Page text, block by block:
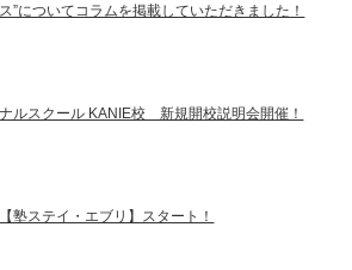
”についてコラムを掲載していただきました！
ルスクール KANIE校 新規開校説明会開催！
塾ステイ・エブリ】スタート！